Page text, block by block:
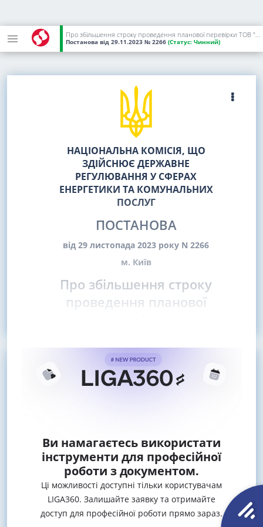
Про збільшення строку проведення планової перевірки ТОВ "ТЕРНОПІЛЬОБЛГАЗ ЗБУТ"
Постанова від 29.11.2023 № 2266 (Статус: Чинний)
НАЦІОНАЛЬНА КОМІСІЯ, ЩО
ЗДІЙСНЮЄ ДЕРЖАВНЕ
РЕГУЛЮВАННЯ У СФЕРАХ
ЕНЕРГЕТИКИ ТА КОМУНАЛЬНИХ
ПОСЛУГ
ПОСТАНОВА
від 29 листопада 2023 року N 2266
м. Київ
Про збільшення строку
проведення планової
Ви намагаєтесь використати
інструменти для професійної
роботи з документом.
Ці можливості доступні тільки користувачам
LIGA360. Залишайте заявку та отримайте
доступ для професійної роботи прямо зараз.